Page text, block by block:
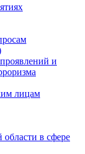
и
лицам
в сфере